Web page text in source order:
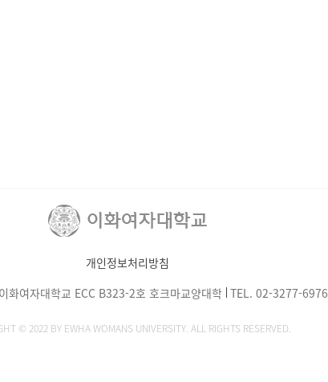
개인정보처리방침
여자대학교 ECC B323-2호 호크마교양대학 TEL. 02-3277-6976
© 2022 BY EWHA WOMANS UNIVERSITY. ALL RIGHTS RESERVED.